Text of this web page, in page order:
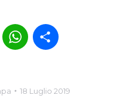
MessengerWhatsApp
18 Luglio 2019